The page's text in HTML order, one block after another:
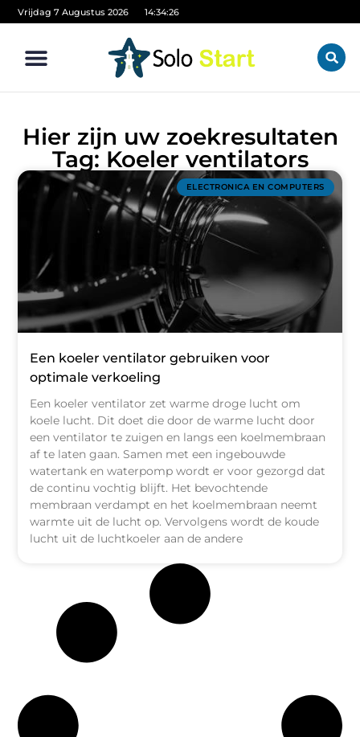
Vrijdag 7 Augustus 2026 14:34:27
Hier zijn uw zoekresultaten
Tag: Koeler ventilators
ELECTRONICA EN COMPUTERS
Een koeler ventilator gebruiken voor
optimale verkoeling
Een koeler ventilator zet warme droge lucht om
koele lucht. Dit doet die door de warme lucht door
een ventilator te zuigen en langs een koelmembraan
af te laten gaan. Samen met een ingebouwde
watertank en waterpomp wordt er voor gezorgd dat
de continu vochtig blijft. Het bevochtende
membraan verdampt en het koelmembraan neemt
warmte uit de lucht op. Vervolgens wordt de koude
lucht uit de luchtkoeler aan de andere